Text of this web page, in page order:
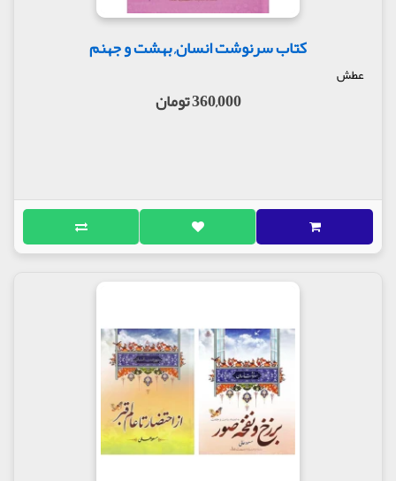
کتاب سرنوشت انسان, بهشت و جهنم
عطش
360,000 تومان